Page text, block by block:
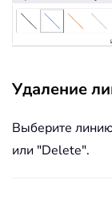
Удаление
Выберите
или "Delete".